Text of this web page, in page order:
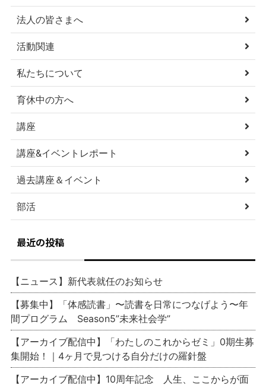
法人の皆さまへ
活動関連
私たちについて
育休中の方へ
講座
講座&イベントレポート
過去講座＆イベント
部活
最近の投稿
【ニュース】新代表就任のお知らせ
【募集中】「体感読書」〜読書を日常につなげよう〜年
間プログラム Season5”未来社会学”
【アーカイブ配信中】「わたしのこれからゼミ」0期生募
集開始！｜4ヶ月で見つける自分だけの羅針盤
【アーカイブ配信中】10周年記念 人生、ここからが面